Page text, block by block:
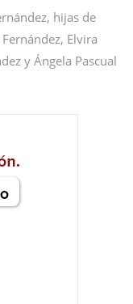
hijas de
Elvira
y Ángela Pascual